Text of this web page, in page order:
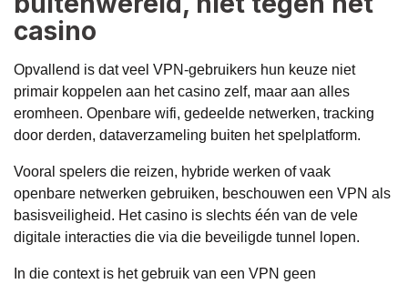
casino
Opvallend is dat veel VPN-gebruikers hun keuze niet
primair koppelen aan het casino zelf, maar aan alles
eromheen. Openbare wifi, gedeelde netwerken, tracking
door derden, dataverzameling buiten het spelplatform.
Vooral spelers die reizen, hybride werken of vaak
openbare netwerken gebruiken, beschouwen een VPN als
basisveiligheid. Het casino is slechts één van de vele
digitale interacties die via die beveiligde tunnel lopen.
In die context is het gebruik van een VPN geen